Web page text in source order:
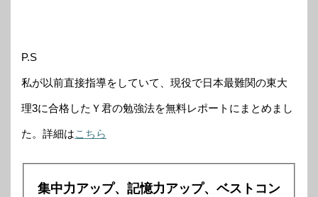
P.S
私が以前直接指導をしていて、現役で日本最難関の東大
理3に合格したＹ君の勉強法を無料レポートにまとめまし
た。詳細はこちら
集中力アップ、記憶力アップ、ベストコン